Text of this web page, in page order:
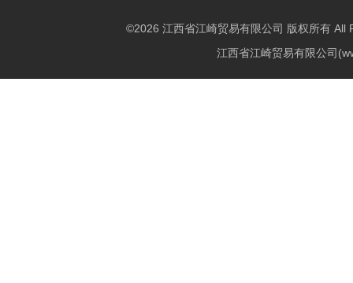
©2026 江西省江崎贸易有限公司 版权所有 All
江西省江崎贸易有限公司